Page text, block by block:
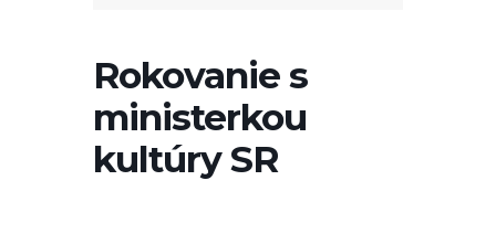
Rokovanie s
ministerkou
kultúry SR